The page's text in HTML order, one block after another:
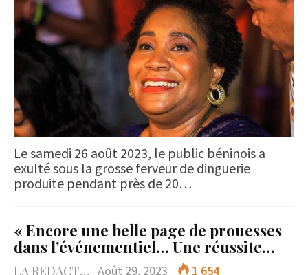
Le samedi 26 août 2023, le public béninois a
exulté sous la grosse ferveur de dinguerie
produite pendant près de 20…
« Encore une belle page de prouesses
dans l’événementiel… Une réussite…
LA REDACTION Août 29, 2023
1 654